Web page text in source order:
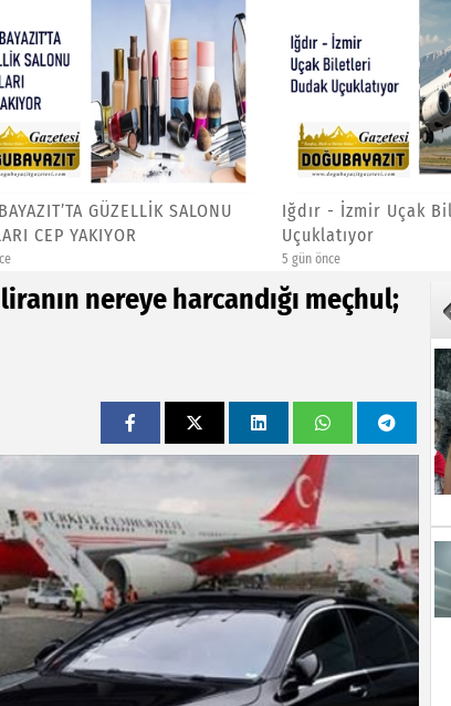
GÜZELLİK SALONU
YAKIYOR
Iğdır - İzmir Uçak Biletleri
Uçuklatıyor
nereye harcandığı meçhul;